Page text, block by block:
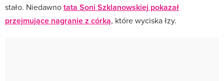
stało. Niedawnotata Soni Szklanowskiej pokazał
przejmujące nagranie z córką, które wyciska łzy.